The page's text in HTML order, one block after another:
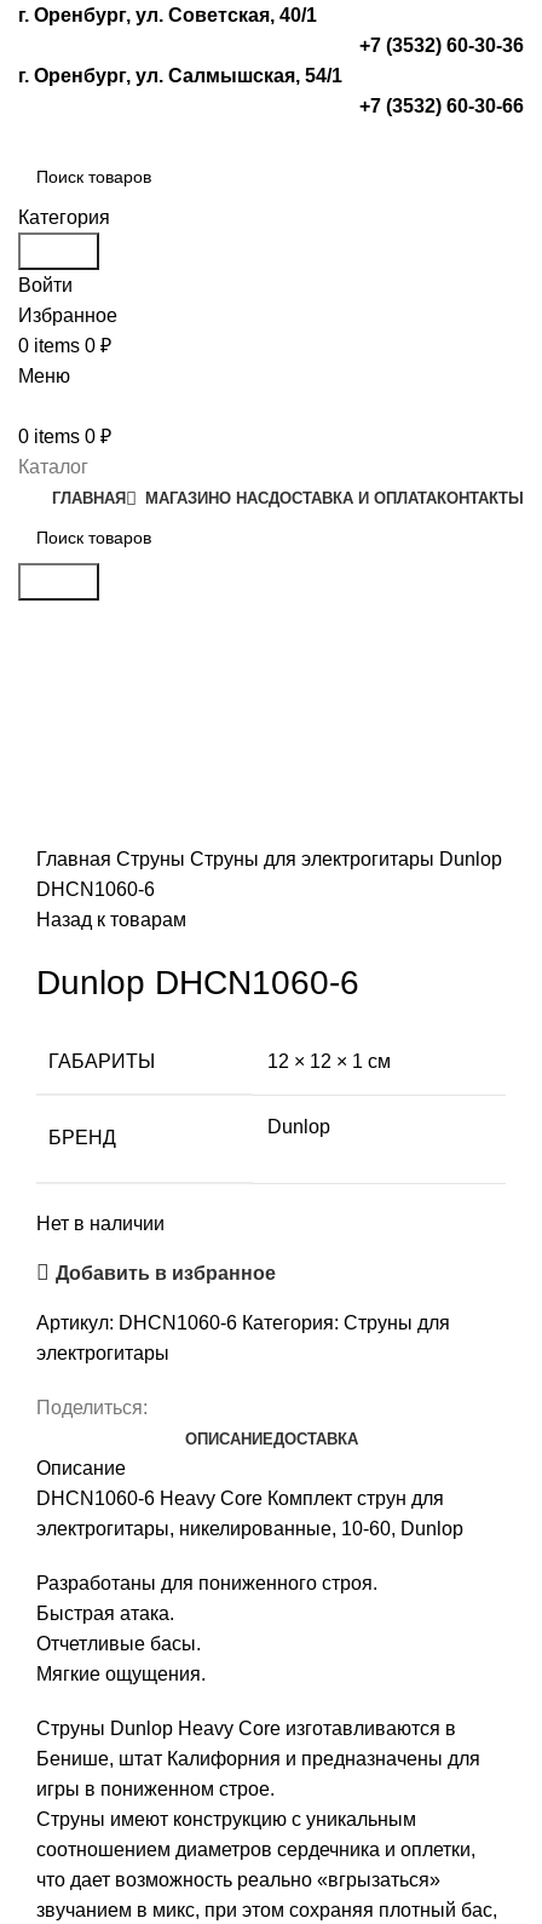
г. Оренбург, ул. Советская, 40/1
+7 (3532) 60-30-36
г. Оренбург, ул. Салмышская, 54/1
+7 (3532) 60-30-66
Категория
Войти
Избранное
0 items 0 ₽
Меню
0 items 0 ₽
Каталог
ГЛАВНАЯ МАГАЗИНО НАСДОСТАВКА И ОПЛАТАКОНТАКТЫ
Главная Струны Струны для электрогитары Dunlop
DHCN1060-6
Назад к товарам
Dunlop DHCN1060-6
ГАБАРИТЫ 12 × 12 × 1 см
БРЕНД
Dunlop
Нет в наличии
Добавить в избранное
Артикул: DHCN1060-6 Категория: Струны для
электрогитары
Поделиться:
ОПИСАНИЕДОСТАВКА
Описание
DHCN1060-6 Heavy Core Комплект струн для
электрогитары, никелированные, 10-60, Dunlop
Разработаны для пониженного строя.
Быстрая атака.
Отчетливые басы.
Мягкие ощущения.
Струны Dunlop Heavy Core изготавливаются в
Бенише, штат Калифорния и предназначены для
игры в пониженном строе.
Струны имеют конструкцию с уникальным
соотношением диаметров сердечника и оплетки,
что дает возможность реально «вгрызаться»
звучанием в микс, при этом сохраняя плотный бас,